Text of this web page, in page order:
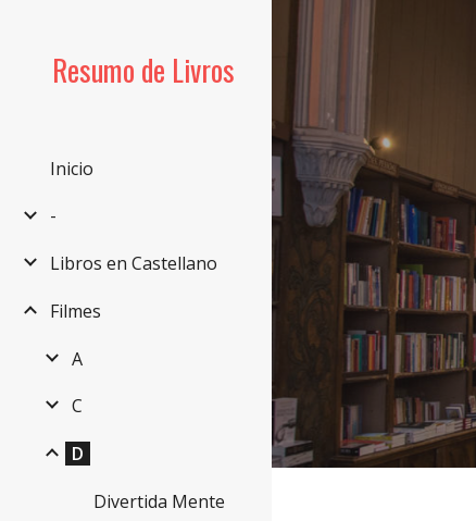
Resumo de Livros
Inicio
-
Libros en Castellano
Filmes
A
C
D
Divertida Mente